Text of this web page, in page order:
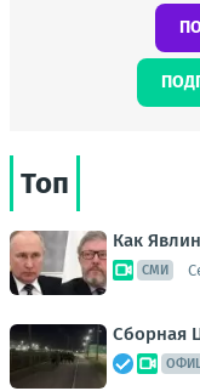
Топ
Как
СМИ
Сборная